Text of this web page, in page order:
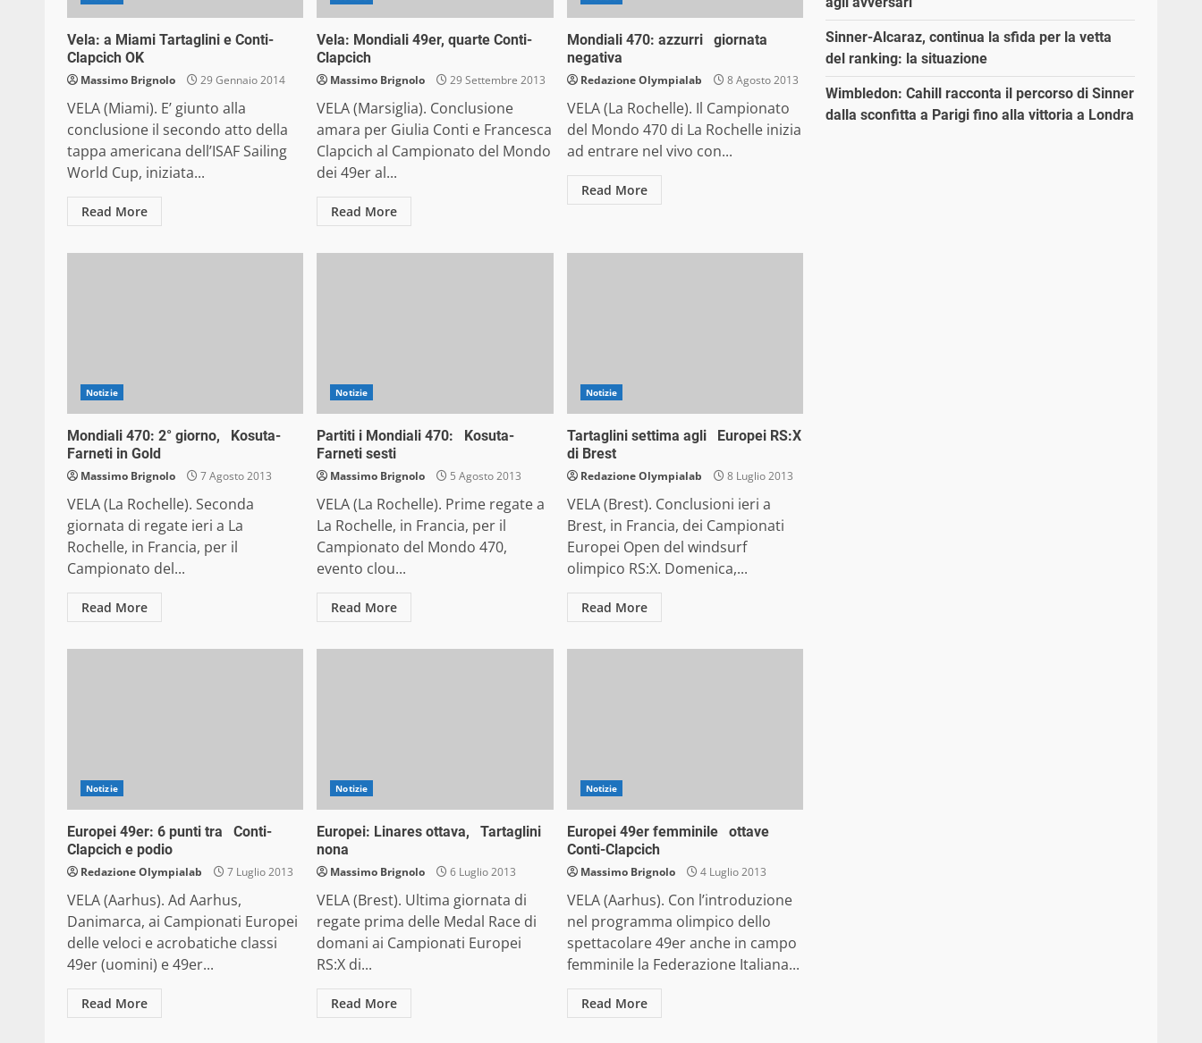
Vela: a Miami Tartaglini e Conti-
Clapcich OK
Massimo Brignolo 29 Gennaio 2014
VELA (Miami). E’ giunto alla
conclusione il secondo atto della
tappa americana dell’ISAF Sailing
World Cup, iniziata...
Read More
Vela: Mondiali 49er, quarte Conti-
Clapcich
Massimo Brignolo 29 Settembre 2013
VELA (Marsiglia). Conclusione
amara per Giulia Conti e Francesca
Clapcich al Campionato del Mondo
dei 49er al...
Read More
Mondiali 470: azzurri giornata
negativa
Redazione Olympialab 8 Agosto 2013
VELA (La Rochelle). Il Campionato
del Mondo 470 di La Rochelle inizia
ad entrare nel vivo con...
Read More
Notizie
Mondiali 470: 2° giorno, Kosuta-
Farneti in Gold
Massimo Brignolo 7 Agosto 2013
VELA (La Rochelle). Seconda
giornata di regate ieri a La
Rochelle, in Francia, per il
Campionato del...
Read More
Notizie
Partiti i Mondiali 470: Kosuta-
Farneti sesti
Massimo Brignolo 5 Agosto 2013
VELA (La Rochelle). Prime regate a
La Rochelle, in Francia, per il
Campionato del Mondo 470,
evento clou...
Read More
Notizie
Tartaglini settima agli Europei RS:X
di Brest
Redazione Olympialab 8 Luglio 2013
VELA (Brest). Conclusioni ieri a
Brest, in Francia, dei Campionati
Europei Open del windsurf
olimpico RS:X. Domenica,...
Read More
Notizie
Europei 49er: 6 punti tra Conti-
Clapcich e podio
Redazione Olympialab 7 Luglio 2013
VELA (Aarhus). Ad Aarhus,
Danimarca, ai Campionati Europei
delle veloci e acrobatiche classi
49er (uomini) e 49er...
Read More
Notizie
Europei: Linares ottava, Tartaglini
nona
Massimo Brignolo 6 Luglio 2013
VELA (Brest). Ultima giornata di
regate prima delle Medal Race di
domani ai Campionati Europei
RS:X di...
Read More
Notizie
Europei 49er femminile ottave
Conti-Clapcich
Massimo Brignolo 4 Luglio 2013
VELA (Aarhus). Con l’introduzione
nel programma olimpico dello
spettacolare 49er anche in campo
femminile la Federazione Italiana...
Read More
Sinner-Alcaraz, continua la sfida per la vetta
del ranking: la situazione
Wimbledon: Cahill racconta il percorso di Sinner
dalla sconfitta a Parigi fino alla vittoria a Londra